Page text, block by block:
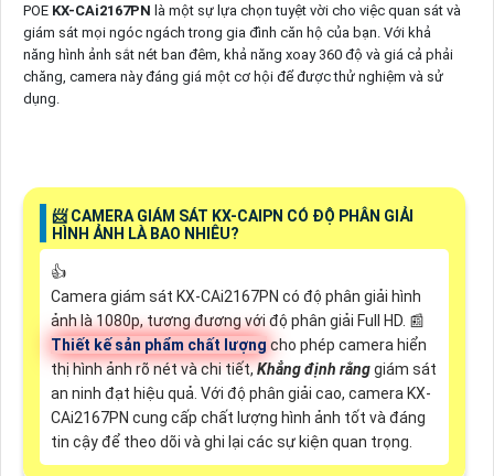
POE KX-CAi2167PN là một sự lựa chọn tuyệt vời cho việc quan sát và
giám sát mọi ngóc ngách trong gia đình căn hộ của bạn. Với khả
năng hình ảnh sắt nét ban đêm, khả năng xoay 360 độ và giá cả phải
chăng, camera này đáng giá một cơ hội để được thử nghiệm và sử
dụng.
📨 CAMERA GIÁM SÁT KX-CAIPN CÓ ĐỘ PHÂN GIẢI
HÌNH ẢNH LÀ BAO NHIÊU?
👍
Camera giám sát KX-CAi2167PN có độ phân giải hình
ảnh là 1080p, tương đương với độ phân giải Full HD. 📰
Thiết kế sản phẩm chất lượng cho phép camera hiển
thị hình ảnh rõ nét và chi tiết,Khẳng định rằnggiám sát
an ninh đạt hiệu quả. Với độ phân giải cao, camera KX-
CAi2167PN cung cấp chất lượng hình ảnh tốt và đáng
tin cậy để theo dõi và ghi lại các sự kiện quan trọng.